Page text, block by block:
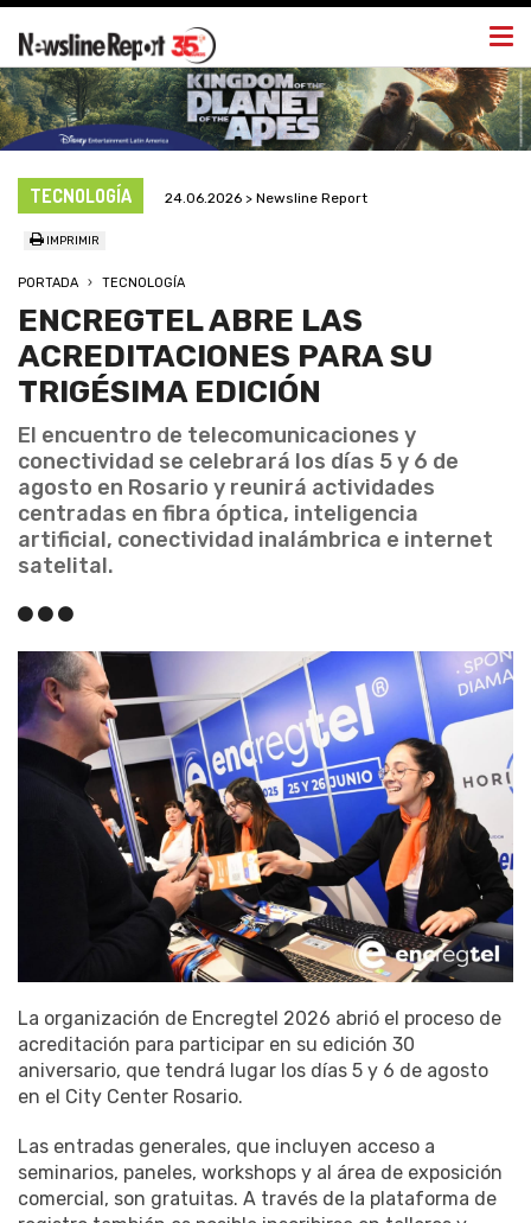
TECNOLOGÍA 24.06.2026 > Newsline Report
IMPRIMIR
PORTADA TECNOLOGÍA
ENCREGTEL ABRE LAS
ACREDITACIONES PARA SU
TRIGÉSIMA EDICIÓN
El encuentro de telecomunicaciones y
conectividad se celebrará los días 5 y 6 de
agosto en Rosario y reunirá actividades
centradas en fibra óptica, inteligencia
artificial, conectividad inalámbrica e internet
satelital.
La organización de Encregtel 2026 abrió el proceso de
acreditación para participar en su edición 30
aniversario, que tendrá lugar los días 5 y 6 de agosto
en el City Center Rosario.
Las entradas generales, que incluyen acceso a
seminarios, paneles, workshops y al área de exposición
comercial, son gratuitas. A través de la plataforma de